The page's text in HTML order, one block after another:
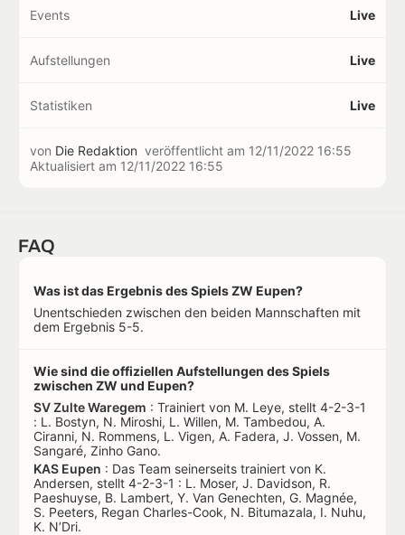
Events Live
Aufstellungen Live
Statistiken Live
von Die Redaktion veröffentlicht am 12/11/2022 16:55
Aktualisiert am 12/11/2022 16:55
FAQ
Was ist das Ergebnis des Spiels ZW Eupen?
Unentschieden zwischen den beiden Mannschaften mit
dem Ergebnis 5-5.
Wie sind die offiziellen Aufstellungen des Spiels
zwischen ZW und Eupen?
SV Zulte Waregem : Trainiert von M. Leye, stellt 4-2-3-1
: L. Bostyn, N. Miroshi, L. Willen, M. Tambedou, A.
Ciranni, N. Rommens, L. Vigen, A. Fadera, J. Vossen, M.
Sangaré, Zinho Gano.
KAS Eupen : Das Team seinerseits trainiert von K.
Andersen, stellt 4-2-3-1 : L. Moser, J. Davidson, R.
Paeshuyse, B. Lambert, Y. Van Genechten, G. Magnée,
S. Peeters, Regan Charles-Cook, N. Bitumazala, I. Nuhu,
K. N’Dri.